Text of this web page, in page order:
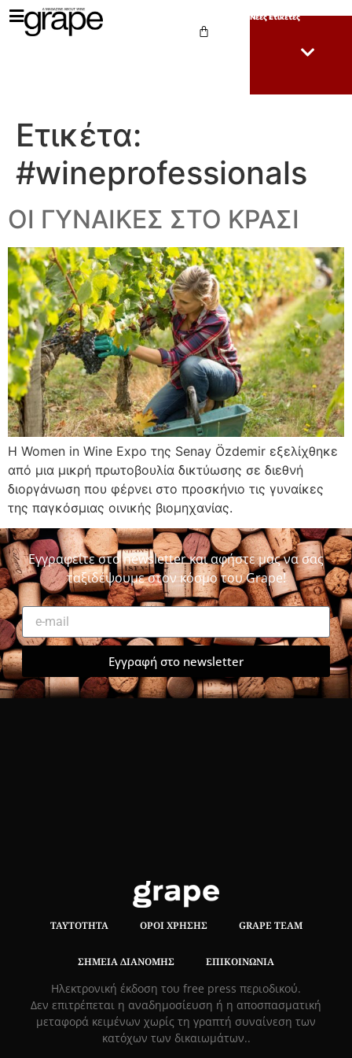
Νέες Ετικέτες
Ετικέτα:
#wineprofessionals
ΟΙ ΓΥΝΑΙΚΕΣ ΣΤΟ ΚΡΑΣΙ
Η Women in Wine Expo της Senay Özdemir εξελίχθηκε
από μια μικρή πρωτοβουλία δικτύωσης σε διεθνή
διοργάνωση που φέρνει στο προσκήνιο τις γυναίκες
της παγκόσμιας οινικής βιομηχανίας.
Εγγραφείτε στο newsletter και αφήστε μας να σας
ταξιδέψουμε στον κόσμο του Grape!
Εγγραφή στο newsletter
ΤΑΥΤΌΤΗΤΑ ΌΡΟΙ ΧΡΉΣΗΣ GRAPE TEAM
ΣΗΜΕΊΑ ΔΙΑΝΟΜΉΣ ΕΠΙΚΟΙΝΩΝΊΑ
Hλεκτρονική έκδοση του free press περιοδικού.
Δεν επιτρέπεται η αναδημοσίευση ή η αποσπασματική
μεταφορά κειμένων χωρίς τη γραπτή συναίνεση των
κατόχων των δικαιωμάτων..